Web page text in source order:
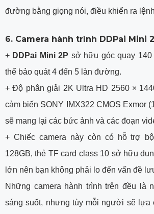
đường bằng giọng nói, điều khiển ra
6. Camera hành trình DDPai Mini
+ DDPai Mini 2P sở hữu góc quay
thể bảo quát 4 đến 5 làn đường.
+ Độ phân giải 2K Ultra HD 2560 ×
cảm biến SONY IMX322 CMOS Exmor
sẽ mang lại các bức ảnh và các đoạn
+ Chiếc camera này còn có hỗ trợ
128GB, thẻ TF card class 10 sở hữu
lớn nên bạn không phải lo đến vấn đề
Những camera hành trình trên đều là
sáng suốt, nhưng tùy mỗi người sẽ lựa